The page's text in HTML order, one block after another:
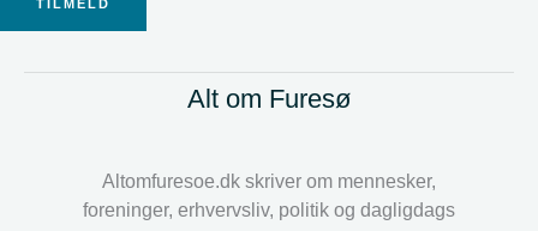
TILMELD
Alt om Furesø
Altomfuresoe.dk skriver om mennesker,
foreninger, erhvervsliv, politik og dagligdags